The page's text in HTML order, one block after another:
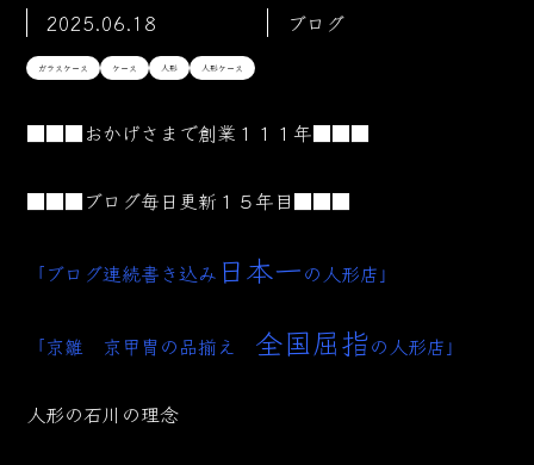
2025.06.18 ブログ
ガラスケース ケース 人形 人形ケース
■■■おかげさまで創業１１１年■■■
■■■ブログ毎日更新１５年目■■■
「ブログ連続書き込み 日本一の人形店」
「京雛 京甲冑の品揃え 全国屈指の人形店」
人形の石川の理念